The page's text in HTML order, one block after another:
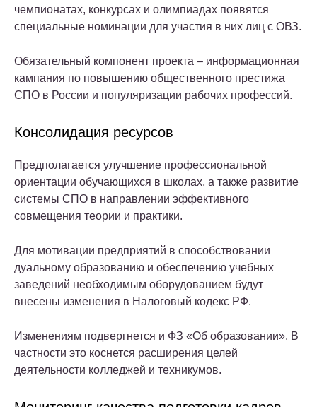
чемпионатах, конкурсах и олимпиадах появятся
специальные номинации для участия в них лиц с ОВЗ.
Обязательный компонент проекта – информационная
кампания по повышению общественного престижа
СПО в России и популяризации рабочих профессий.
Консолидация ресурсов
Предполагается улучшение профессиональной
ориентации обучающихся в школах, а также развитие
системы СПО в направлении эффективного
совмещения теории и практики.
Для мотивации предприятий в способствовании
дуальному образованию и обеспечению учебных
заведений необходимым оборудованием будут
внесены изменения в Налоговый кодекс РФ.
Изменениям подвергнется и ФЗ «Об образовании». В
частности это коснется расширения целей
деятельности колледжей и техникумов.